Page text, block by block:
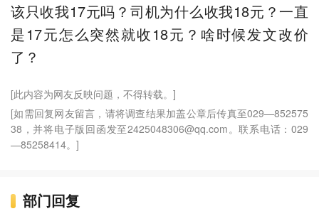
该只收我17元吗？司机为什么收我18元？一直
是17元怎么突然就收18元？啥时候发文改价
了？
[此内容为网友反映问题，不得转载。]
[如需回复网友留言，请将调查结果加盖公章后传真至029—852575
38，并将电子版回函发至2425048306@qq.com。联系电话：029
—85258414。]
部门回复